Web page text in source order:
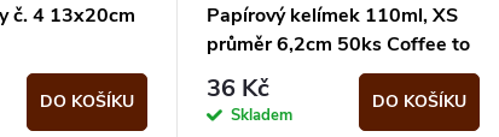
č. 4 13x20cm
DO KOŠÍKU
Papírový kelímek 110ml, XS
průměr 6,2cm 50ks Coffee to
go
36 Kč
Skladem
DO KOŠÍKU